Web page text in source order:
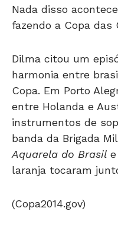
Nada disso
fazendo a Copa das
Dilma citou um
harmonia entre
Copa. Em Porto
entre Holanda e
instrumentos de
banda da Brigada
Aquarela do Brasil
laranja tocaram
(Copa2014.gov)